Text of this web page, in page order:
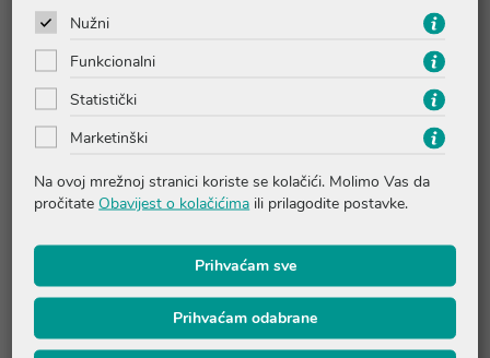
Avene Cleanance gel za
čišćenje, 200ml
12,75 €
*najniža cijena u prethodnih 30
dana15,94 €
Nužni
Funkcionalni
Statistički
Marketinški
Na ovoj mrežnoj stranici koriste se kolačići. Molimo Vas da
pročitate Obavijest o kolačićima ili prilagodite postavke.
Prihvaćam sve
Prihvaćam odabrane